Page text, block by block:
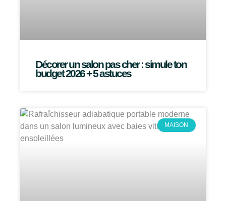
Décorer un salon pas cher : simule ton
budget 2026 + 5 astuces
MAISON